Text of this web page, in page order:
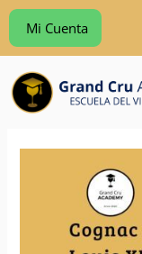
al
contenido
Mi Cuenta